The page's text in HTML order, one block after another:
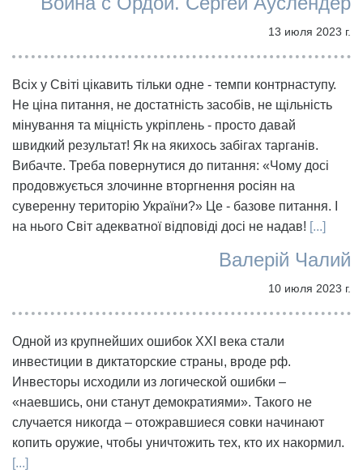
13 июля 2023 г.
Всіх у Світі цікавить тільки одне - темпи контрнаступу.
Не ціна питання, не достатність засобів, не щільність
мінування та міцність укріплень - просто давай
швидкий результат! Як на якихось забігах тарганів.
Вибачте. Треба повернутися до питання: «Чому досі
продовжується злочинне вторгнення росіян на
суверенну територію України?» Це - базове питання. І
на нього Світ адекватної відповіді досі не надав! [...]
Валерій Чалий
10 июля 2023 г.
Одной из крупнейших ошибок XXI века стали
инвестиции в диктаторские страны, вроде рф.
Инвесторы исходили из логической ошибки –
«наевшись, они станут демократиями». Такого не
случается никогда – отожравшиеся совки начинают
копить оружие, чтобы уничтожить тех, кто их накормил.
[...]